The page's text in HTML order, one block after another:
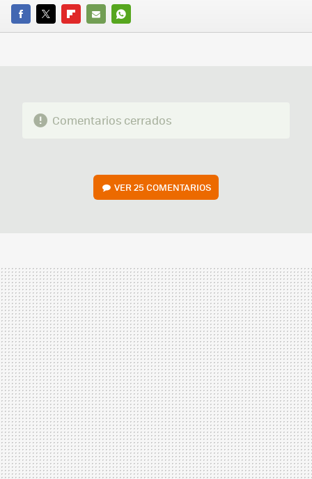
FACEBOOK
TWITTERFLIPBOARD
E-
WHATSAPP
Comentarios cerrados
VER25 COMENTARIOS